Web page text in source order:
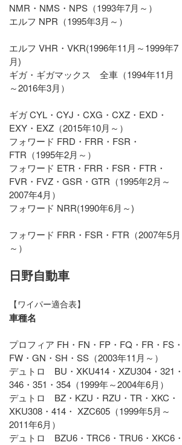
NMR・NMS・NPS（1993年7月～）
エルフ NPR（1995年3月～）
エルフ VHR・VKR(1996年11月～1999年7
月)
ギガ・ギガマックス 全車（1994年11月
～2016年3月）
ギガ CYL・CYJ・CXG・CXZ・EXD・
EXY・EXZ（2015年10月～）
フォワード FRD・FRR・FSR・
FTR（1995年2月～）
フォワード ETR・FRR・FSR・FTR・
FVR・FVZ・GSR・GTR（1995年2月～
2007年4月）
フォワード NRR(1990年6月～)
フォワード FRR・FSR・FTR（2007年5月
～）
日野自動車
【ワイパー適合表】
車種名
プロフィア FH・FN・FP・FQ・FR・FS・
FW・GN・SH・SS（2003年11月～）
デュトロ BU・XKU414・XZU304・321・
346・351・354（1999年～2004年6月）
デュトロ BZ・KZU・RZU・TR・XKC・
XKU308・414・ XZC605（1999年5月～
2011年6月）
デュトロ BZU6・TRC6・TRU6・XKC6・